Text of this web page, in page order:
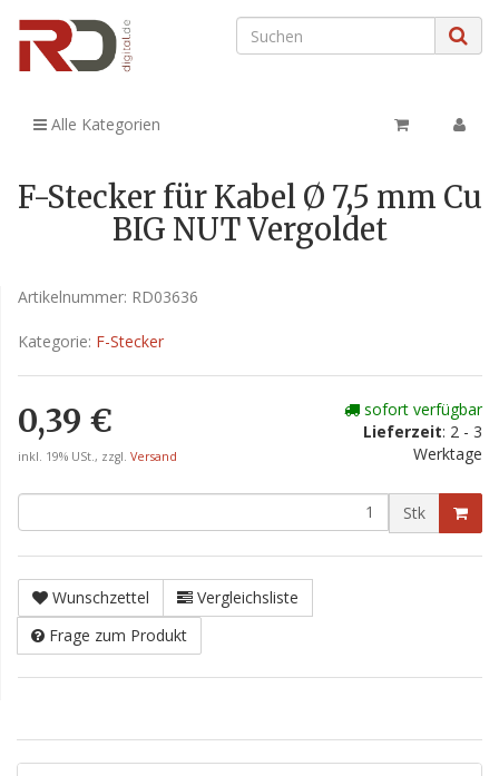
Alle Kategorien
F-Stecker für Kabel Ø 7,5 mm Cu
BIG NUT Vergoldet
Artikelnummer: RD03636
Kategorie: F-Stecker
0,39 €
inkl. 19% USt., zzgl. Versand
sofort verfügbar
Lieferzeit: 2 - 3
Werktage
Stk
Wunschzettel
Vergleichsliste
Frage zum Produkt